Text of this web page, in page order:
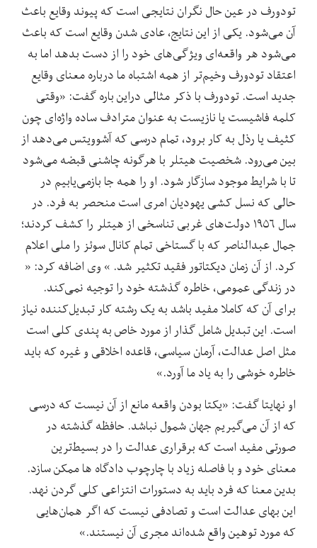
تودورف در عین حال نگران نتایجی است که پیوند وقایع باعث
آن می‌شود. یکی از این نتایج، عادی شدن وقایع است که باعث
می‌شود هر واقعه‌ای ویژگی‌های خود را از دست بدهد اما به
اعتقاد تودورف وخیم‌تر از همه اشتباه ما درباره معنای وقایع
جدید است. تودورف با ذکر مثالی دراین باره گفت: «وقتی
کلمه فاشیست یا نازیست به عنوان مترادف ساده واژه‌ای چون
کثیف یا رذل به کار برود، تمام درسی که آشوویتس می‌دهد از
بین می‌رود. شخصیت هیتلر با هرگونه چاشنی قبضه می‌شود
تا با شرایط موجود سازگار شود. او را همه جا بازمی‌یابیم در
حالی که نسل کشی یهودیان امری است منحصر به فرد. در
سال ۱۹۵۶ دولت‌های غربی تناسخی از هیتلر را کشف کردند؛
جمال عبدالناصر که با گستاخی تمام کانال سوئز را ملی اعلام
کرد. از آن زمان دیکتاتور فقید تکثیر شد. » وی اضافه کرد: «
در زندگی عمومی، ‌خاطره گذشته خود را توجیه نمی‌کند.
برای آن که کاملا مفید باشد به یک رشته کار تبدیل‌کننده نیاز
است. این تبدیل شامل گذار از مورد خاص به پندی کلی است
مثل اصل عدالت، آرمان سیاسی، قاعده اخلاقی و غیره که باید
خاطره خوشی را به یاد ما ‌آورد.»
او نهایتا گفت: «یکتا بودن واقعه مانع از آن نیست که درسی
که از آن می‌گیریم جهان شمول نباشد. حافظه گذشته در
صورتی مفید است که برقراری عدالت را در بسیط‌ترین
معنای خود و با فاصله زیاد با چارچوب دادگاه ‌ها ممکن سازد.
بدین معنا که فرد باید به دستورات انتزاعی کلی گردن نهد.
این بهای عدالت است و تصادفی نیست که اگر همان‌هایی
که مورد توهین واقع شده‌اند مجری آن نیستند.»